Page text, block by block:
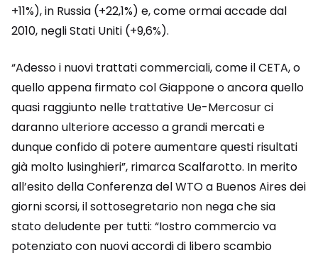
+11%), in Russia (+22,1%) e, come ormai accade dal
2010, negli Stati Uniti (+9,6%).
“Adesso i nuovi trattati commerciali, come il CETA, o
quello appena firmato col Giappone o ancora quello
quasi raggiunto nelle trattative Ue-Mercosur ci
daranno ulteriore accesso a grandi mercati e
dunque confido di potere aumentare questi risultati
già molto lusinghieri”, rimarca Scalfarotto. In merito
all’esito della Conferenza del WTO a Buenos Aires dei
giorni scorsi, il sottosegretario non nega che sia
stato deludente per tutti: “Iostro commercio va
potenziato con nuovi accordi di libero scambio